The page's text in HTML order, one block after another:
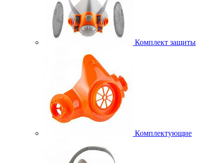
Комплект защиты
Комплектующие